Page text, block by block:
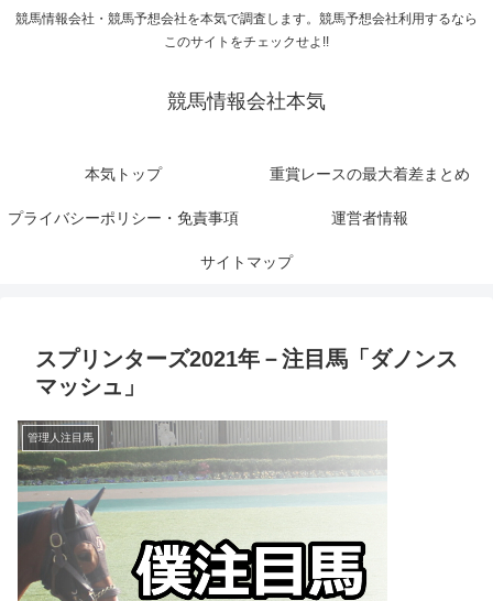
競馬情報会社・競馬予想会社を本気で調査します。競馬予想会社利用するなら
このサイトをチェックせよ!!
競馬情報会社本気
本気トップ 重賞レースの最大着差まとめ
プライバシーポリシー・免責事項 運営者情報
サイトマップ
スプリンターズ2021年－注目馬「ダノンス
マッシュ」
管理人注目馬